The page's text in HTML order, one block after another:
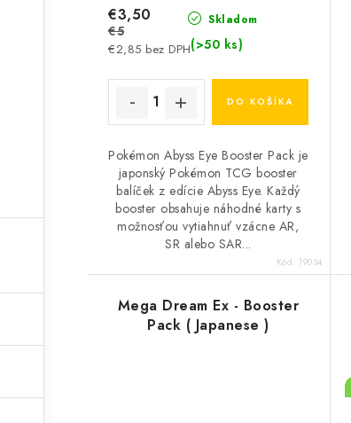
d
u
k
t
o
v
Skladom
(>50 ks)
€2,85 bez DPH
€3,50
€5
DO KOŠÍKA
Pokémon Abyss Eye Booster Pack je
japonský Pokémon TCG booster
balíček z edície Abyss Eye. Každý
booster obsahuje náhodné karty s
možnosťou vytiahnuť vzácne AR,
SR alebo SAR...
Kód: 19034
Mega Dream Ex - Booster
Pack ( Japanese )